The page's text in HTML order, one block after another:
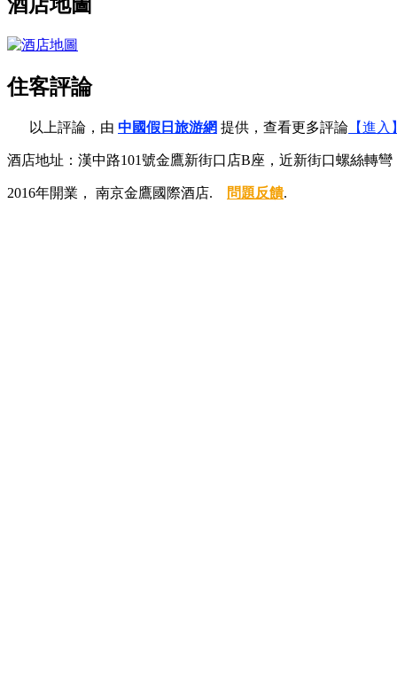
住客評論
以上評論，由 中國假日旅游網 提供，查看更多評論 【進入
酒店地址：漢中路101號金鷹新街口店B座，近新街口螺絲轉彎
2016年開業， 南京金鷹國際酒店. 問題反饋.